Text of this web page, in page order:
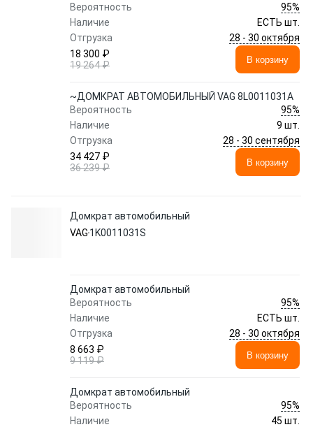
Вероятность
95%
Наличие
ЕСТЬ шт.
Отгрузка
28 - 30 октября
18 300 ₽
19 264 ₽
В корзину
~ДОМКРАТ АВТОМОБИЛЬНЫЙ VAG 8L0011031A
Вероятность
95%
Наличие
9 шт.
Отгрузка
28 - 30 сентября
34 427 ₽
36 239 ₽
В корзину
Домкрат автомобильный
VAG 1K0011031S
Домкрат автомобильный
Вероятность
95%
Наличие
ЕСТЬ шт.
Отгрузка
28 - 30 октября
8 663 ₽
9 119 ₽
В корзину
Домкрат автомобильный
Вероятность
95%
Наличие
45 шт.